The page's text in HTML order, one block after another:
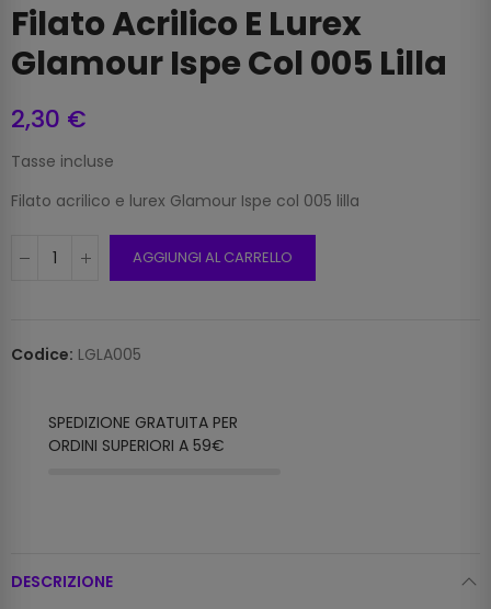
Filato Acrilico E Lurex
Glamour Ispe Col 005 Lilla
2,30 €
Tasse incluse
Filato acrilico e lurex Glamour Ispe col 005 lilla
AGGIUNGI AL CARRELLO
Codice: LGLA005
SPEDIZIONE GRATUITA PER
ORDINI SUPERIORI A 59€
DESCRIZIONE